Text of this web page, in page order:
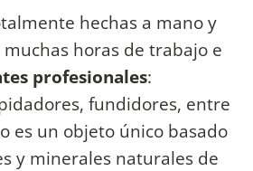
hechas a mano y
horas de trabajo e
profesionales:
fundidores, entre
es un objeto único basado
y minerales naturales de